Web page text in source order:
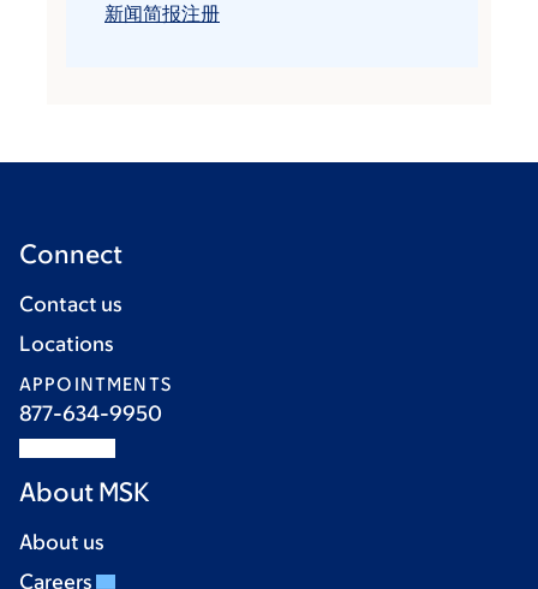
新闻简报注册
Connect
Contact us
Locations
APPOINTMENTS
877-634-9950
About MSK
About us
Careers